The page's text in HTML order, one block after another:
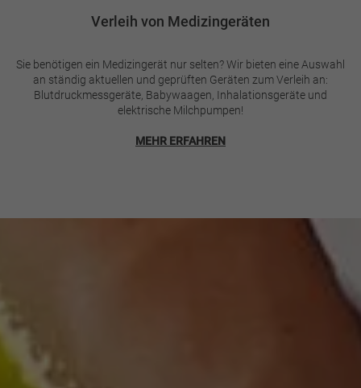
Verleih von Medizingeräten
Sie benötigen ein Medizingerät nur selten? Wir bieten eine Auswahl
an ständig aktuellen und geprüften Geräten zum Verleih an:
Blutdruckmessgeräte, Babywaagen, Inhalationsgeräte und
elektrische Milchpumpen!
MEHR ERFAHREN